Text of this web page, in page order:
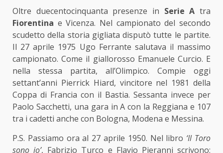
Oltre duecentocinquanta presenze in Serie A tra
Fiorentina e Vicenza. Nel campionato del secondo
scudetto della storia gigliata disputò tutte le partite.
Il 27 aprile 1975 Ugo Ferrante salutava il massimo
campionato. Come il giallorosso Emanuele Curcio. E
nella stessa partita, all’Olimpico. Compie oggi
settant’anni Pierrick Hiard, vincitore nel 1981 della
Coppa di Francia con il Bastia. Sessanta invece per
Paolo Sacchetti, una gara in A con la Reggiana e 107
tra i cadetti anche con Bologna, Modena e Messina.
P.S. Passiamo ora al 27 aprile 1950. Nel libro ‘Il Toro
sono io’, Fabrizio Turco e Flavio Pieranni scrivono: